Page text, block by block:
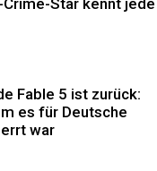
Fable 5 ist zurück:
es für Deutsche
war